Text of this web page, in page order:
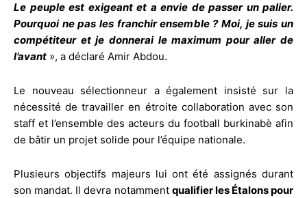
Le peuple est exigeant et a envie de passer un palier.
Pourquoi ne pas les franchir ensemble ? Moi, je suis un
compétiteur et je donnerai le maximum pour aller de
l’avant », a déclaré Amir Abdou.
Le nouveau sélectionneur a également insisté sur la
nécessité de travailler en étroite collaboration avec son
staff et l’ensemble des acteurs du football burkinabè afin
de bâtir un projet solide pour l’équipe nationale.
Plusieurs objectifs majeurs lui ont été assignés durant
son mandat. Il devra notamment qualifier les Étalons pour